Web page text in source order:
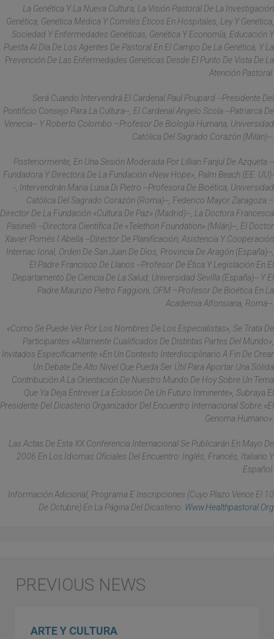
La Genética Y La Nueva Cultura, La Visión Pastoral De La Investigación
Genética, Genética Médica Y Comités Éticos En Hospitales, Ley Y Genética,
Sociedad Y Enfermedades Genéticas, Genética Y Economía, Educación Y
Puesta Al Día De Los Agentes De Pastoral En El Campo De La Genética, Y La
Prevención De Las Enfermedades Genéticas Desde El Punto De Vista De La
Atención Pastoral.
Será Cuando Intervendrá El Cardenal Paul Poupard --Presidente Del
Pontificio Consejo Para La Cultura--, El Cardenal Angelo Scola --Patriarca De
Venecia-- Y Roberto Colombo –profesor De Biología Humana, Universidad
Católica Del Sagrado Corazón (Milán)--.
Posteriormente, En Una Sesión Moderada Por Lillian Fanjul De Azqueta --
Fundadora Y Directora De La Fundación «New Hope», Palm Beach (EE. UU)-
-, Intervendrán Maria Luisa Di Pietro --Profesora De Bioética, Universidad
Católica Del Sagrado Corazón (Roma)--, Federico Mayor Zaragoza –
Director De La Fundación «Cultura De Paz» (Madrid)--, La Doctora Francesca
Pasinelli --Directora Científica De «Telethon Foundation» (Milán)--, El Doctor
Xavier Pomés I Abella --Director De Planificación, Asistencia Y Cooperación
Internac Ional, Orden De San Juan De Dios, Provincia De Aragón (España)--,
El Padre Francisco De Llanos --Profesor De Ética Y Legislación En El
Departamento De Ciencia De La Salud, Universidad Sevilla (España)-- Y El
Padre Maurizio Pietro Faggioni, OFM –profesor De Bioética En La
Academia Alfonsiana, Roma--.
«Como Se Puede Ver Por Los Nombres De Los Especialistas», Se Trata De
Participantes «altamente Cualificados De Distintas Partes Del Mundo»,
Invitados Específicamente «en Un Contexto Interdisciplinario A Fin De Crear
Un Debate De Alto Nivel Que Pueda Ser Útil Para Aportar Una Sólida
Contribución A La Orientación De Nuestro Mundo De Hoy Sobre Un Tema
Que Ya Deja Entrever La Eclosión De Un Futuro Inminente», Subraya El
Presidente Del Dicasterio Organizador Del Encuentro Internacional Sobre «El
Genoma Humano».
Las Actas De Esta XX Conferencia Internacional Se Publicarán En Mayo De
2006 En Los Idiomas Oficiales Del Encuentro: Inglés, Francés, Italiano Y
Español.
Información Adicional, Programa E Inscripciones (cuyo Plazo Vence El 10
De Octubre) En La Página Del Dicasterio: Www.healthpastoral.org
ARTE Y CULTURA